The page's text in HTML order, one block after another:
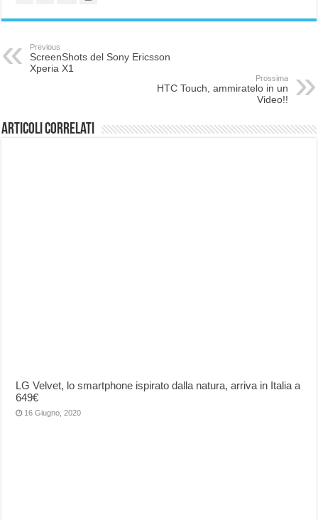
Previous
ScreenShots del Sony Ericsson
Xperia X1
Prossima
HTC Touch, ammiratelo in un
Video!!
Articoli correlati
LG Velvet, lo smartphone ispirato dalla natura, arriva in Italia a
649€
16 Giugno, 2020